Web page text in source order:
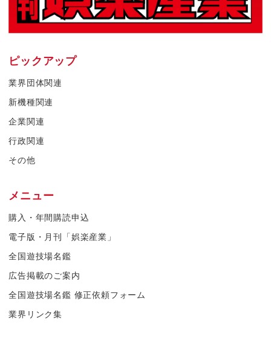
ピックアップ
業界団体関連
新機種関連
企業関連
行政関連
その他
メニュー
購入・年間購読申込
電子版・月刊「娯楽産業」
全国遊技場名鑑
広告掲載のご案内
全国遊技場名鑑 修正依頼フォーム
業界リンク集